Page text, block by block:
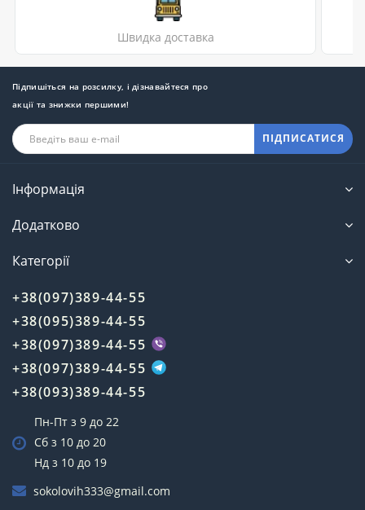
Швидка доставка
Підпишіться на розсилку, і дізнавайтеся про
акції та знижки першими!
ПІДПИСАТИСЯ
Інформація
Додатково
Категорії
+38(097)389-44-55
+38(095)389-44-55
+38(097)389-44-55
+38(097)389-44-55
+38(093)389-44-55
Пн-Пт з 9 до 22
Сб з 10 до 20
Нд з 10 до 19
sokolovih333@gmail.com